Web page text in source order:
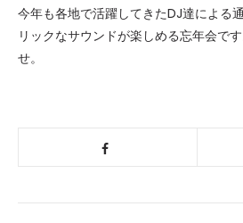
今年も各地で活躍してきたDJ達による
リックなサウンドが楽しめる忘年会で
せ。